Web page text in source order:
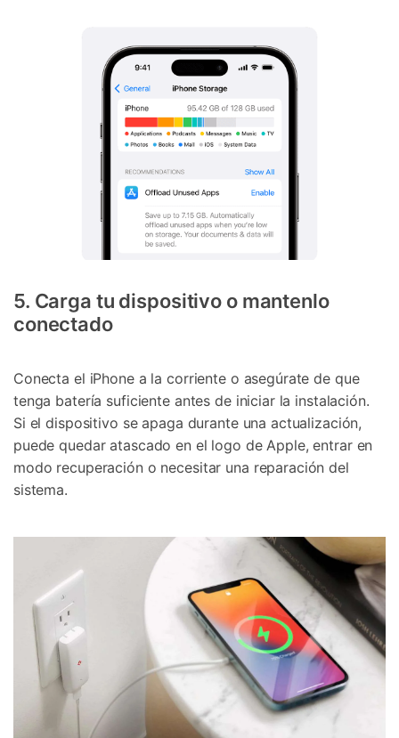
5. Carga tu dispositivo o mantenlo
conectado
Conecta el iPhone a la corriente o asegúrate de que
tenga batería suficiente antes de iniciar la instalación.
Si el dispositivo se apaga durante una actualización,
puede quedar atascado en el logo de Apple, entrar en
modo recuperación o necesitar una reparación del
sistema.